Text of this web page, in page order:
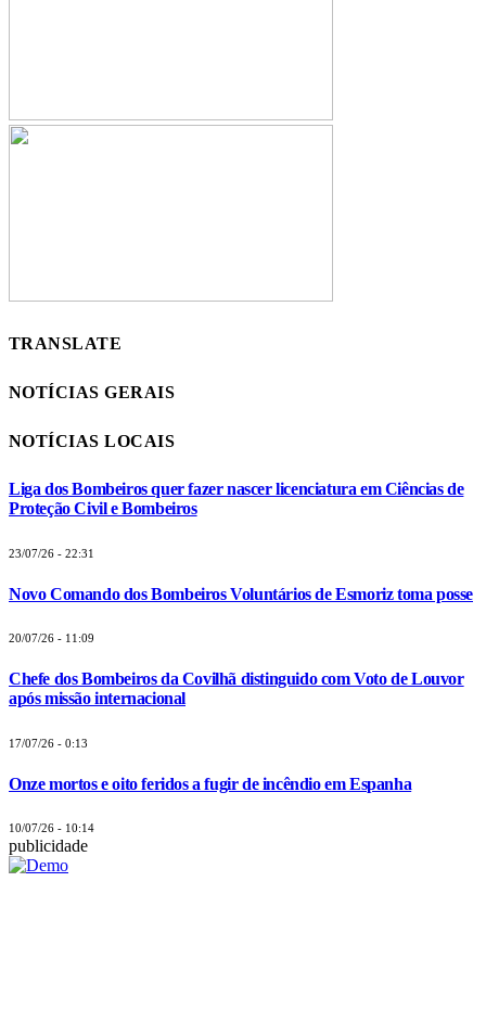
TRANSLATE
NOTÍCIAS GERAIS
NOTÍCIAS LOCAIS
Liga dos Bombeiros quer fazer nascer licenciatura em Ciências de
Proteção Civil e Bombeiros
23/07/26 - 22:31
Novo Comando dos Bombeiros Voluntários de Esmoriz toma posse
20/07/26 - 11:09
Chefe dos Bombeiros da Covilhã distinguido com Voto de Louvor
após missão internacional
17/07/26 - 0:13
Onze mortos e oito feridos a fugir de incêndio em Espanha
10/07/26 - 10:14
publicidade